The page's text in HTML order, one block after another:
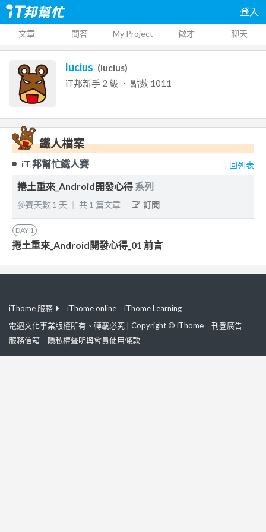
登入
文章 問答 My Project 徵才 聊天
lucius (lucius)
iT邦新手 2 級 ‧ 點數 1011
鐵人檔案
iT 邦幫忙鐵人賽 回列表
捲土重來_Android開發心得 系列
參賽天數 1 天 共 1 篇文章 訂閱
DAY 1
捲土重來_Android開發心得_01 前言
iThome 服務 iThome online
iThome Learning
電週文化事業版權所有、轉載必究 | Copyright © iThome
刊登廣告
服務信箱
隱私權聲明與會員使用條款